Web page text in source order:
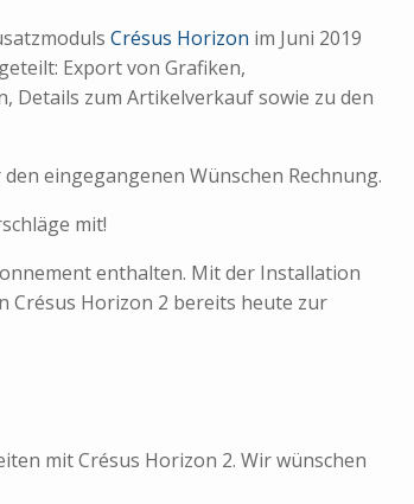
Crésus Horizon im Juni 2019
Export von Grafiken,
Details zum Artikelverkauf sowie zu den
eingegangenen Wünschen Rechnung.
mit!
enthalten. Mit der Installation
Crésus Horizon 2 bereits heute zur
mit Crésus Horizon 2. Wir wünschen